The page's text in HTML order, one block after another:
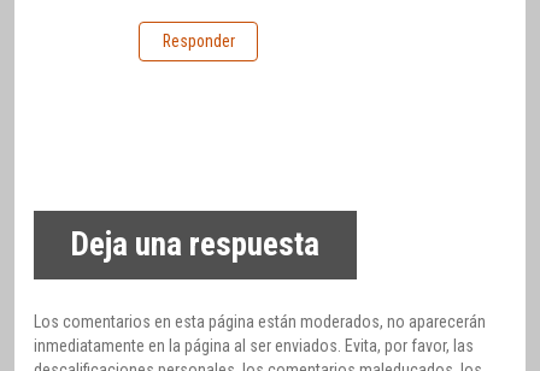
Responder
Deja una respuesta
Los comentarios en esta página están moderados, no aparecerán
inmediatamente en la página al ser enviados. Evita, por favor, las